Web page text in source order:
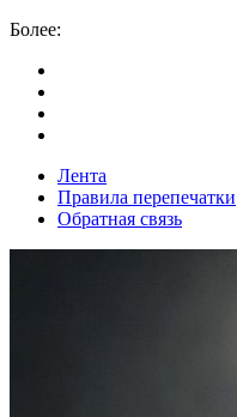
Более:
Лента
Правила перепечатки
Обратная связь